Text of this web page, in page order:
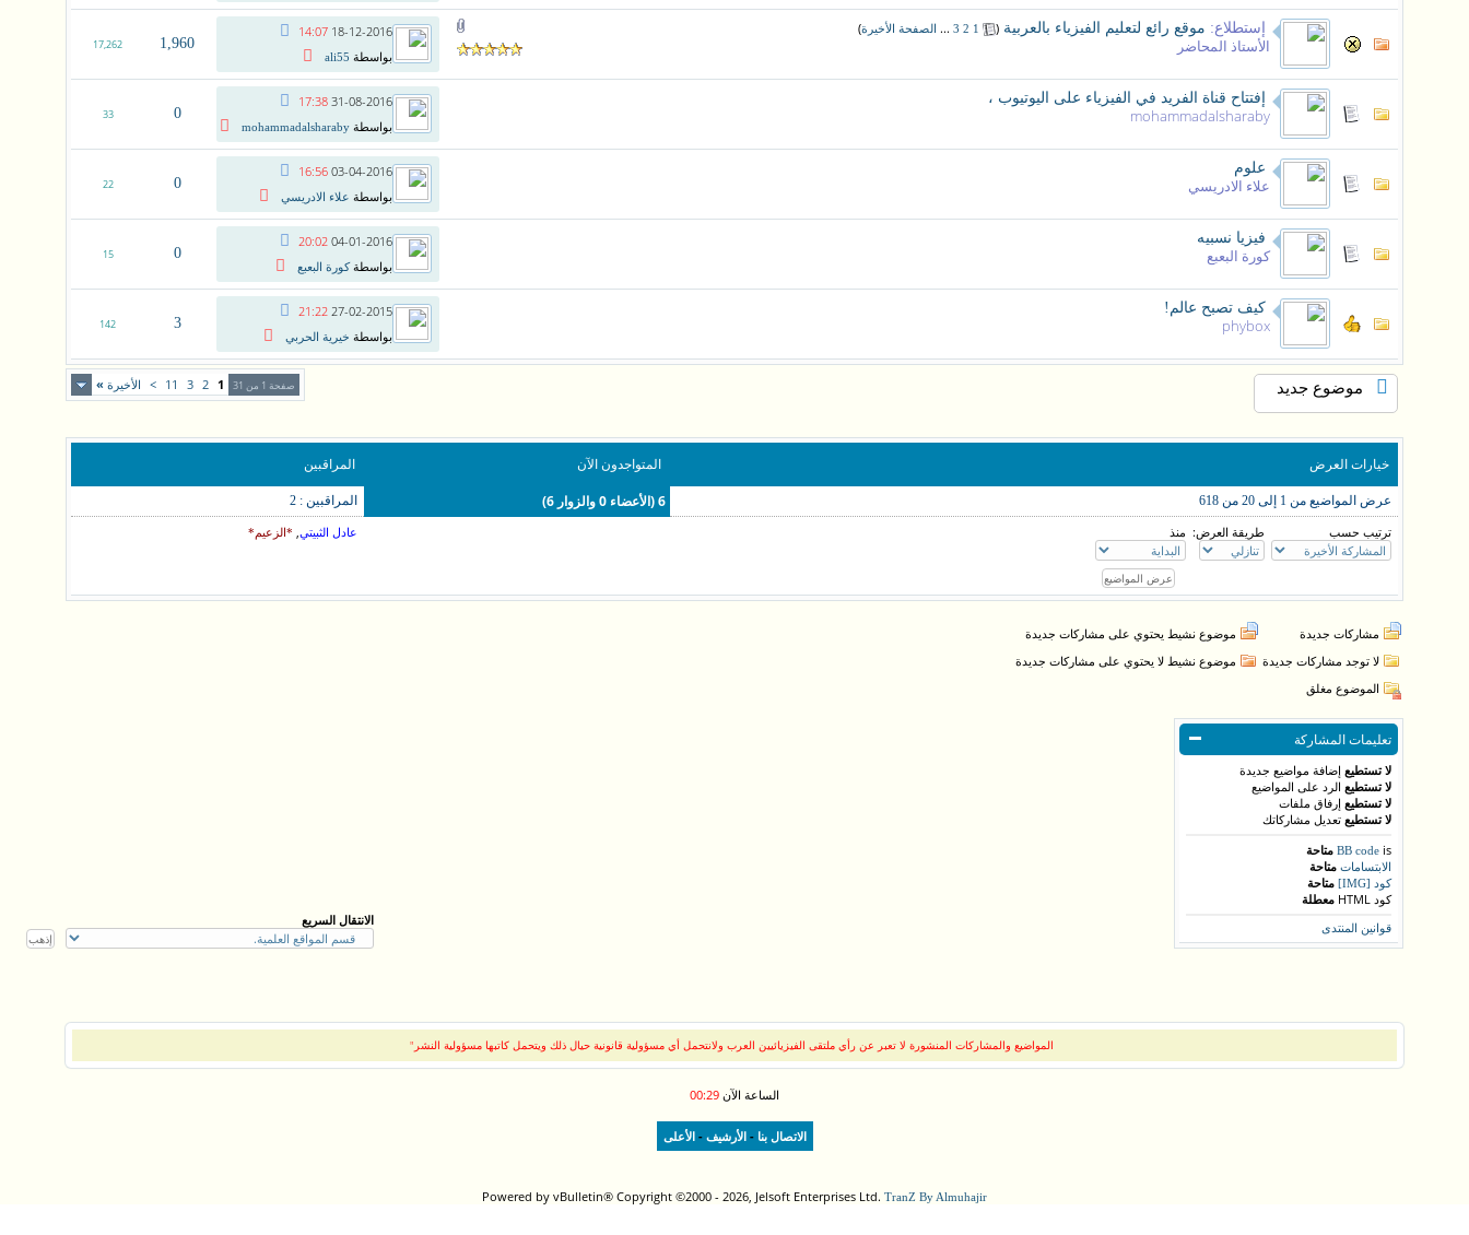
إستطلاع: موقع رائع لتعليم الفيزياء بالعربية (
1
2
3
... الصفحة الأخيرة)
الأستاذ المحاضر
18-12-2016
14:07
بواسطة ali55
1,960
17,262
إفتتاح قناة الفريد في الفيزياء على اليوتيوب ،
mohammadalsharaby
31-08-2016
17:38
بواسطة mohammadalsharaby
0
33
علوم
علاء الادريسي
03-04-2016
16:56
بواسطة علاء الادريسي
0
22
فيزيا نسبيه
كورة البعبع
04-01-2016
20:02
بواسطةكورة البعبع
0
15
كيف تصبح عالم!
phybox
27-02-2015
21:22
بواسطة خيرية الحربي
3
142
موضوع جديد صفحة 1 من 31 1
2
3
11
> الأخيرة »
خيارات العرض المتواجدون الآن المراقبين
عرض المواضيع من 1 إلى 20 من 618 6 (الأعضاء 0 والزوار 6) المراقبين : 2
ترتيب حسب طريقة العرض: منذ عادل الثبيتي, *الزعيم*
مشاركات جديدة
موضوع نشيط يحتوي على مشاركات جديدة
لا توجد مشاركات جديدة
موضوع نشيط لا يحتوي على مشاركات جديدة
الموضوع مغلق
تعليمات المشاركة
لا تستطيع إضافة مواضيع جديدة
لا تستطيع الرد على المواضيع
لا تستطيع إرفاق ملفات
لا تستطيع تعديل مشاركاتك
BB code is متاحة
الابتسامات متاحة
كود [IMG]
متاحة
كود HTML
معطلة
قوانين المنتدى الانتقال السريع
المواضيع والمشاركات المنشورة لا تعبر عن رأي ملتقى الفيزيائيين العرب ولانتحمل أي مسؤولية قانونية حيال ذلك ويتحمل كاتبها مسؤولية النشر"
الساعة الآن 00:29
الاتصال بنا -الأرشيف -الأعلى
Powered by vBulletin® Copyright ©2000 - 2026, Jelsoft Enterprises Ltd. TranZ By Almuhajir